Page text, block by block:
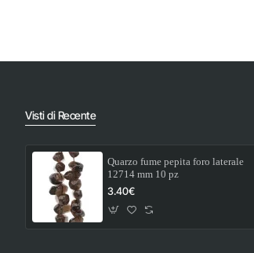
Visti di Recente
Quarzo fume pepita foro laterale
12714 mm 10 pz
3.40€